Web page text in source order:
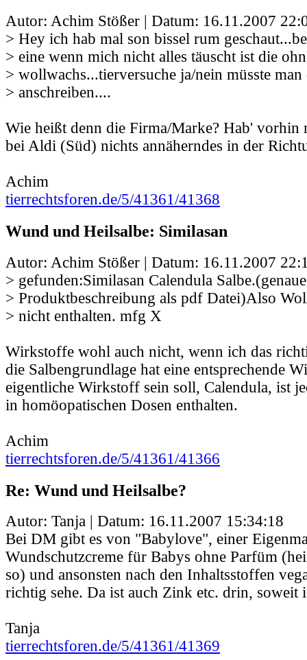
Autor: Achim Stößer | Datum: 16.11.2007
> Hey ich hab mal son bissel rum
> eine wenn mich nicht alles täuscht ist die
> wollwachs...tierversuche ja/nein müsste
> anschreiben....
Wie heißt denn die Firma/Marke? Hab' vorhin
bei Aldi (Süd) nichts annäherndes in der
Achim
tierrechtsforen.de/5/41361/41368
Wund und Heilsalbe: Similasan
Autor: Achim Stößer | Datum: 16.11.2007
> gefunden:Similasan Calendula Salbe.(genaue
> Produktbeschreibung als pdf Datei)Also
> nicht enthalten. mfg X
Wirkstoffe wohl auch nicht, wenn ich das
die Salbengrundlage hat eine entsprechende
eigentliche Wirkstoff sein soll, Calendula, ist
in homöopatischen Dosen enthalten.
Achim
tierrechtsforen.de/5/41361/41366
Re: Wund und Heilsalbe?
Autor: Tanja | Datum: 16.11.2007 15:34:18
Bei DM gibt es von "Babylove", einer
Wundschutzcreme für Babys ohne Parfüm
so) und ansonsten nach den Inhaltsstoffen
richtig sehe. Da ist auch Zink etc. drin, soweit
Tanja
tierrechtsforen.de/5/41361/41369